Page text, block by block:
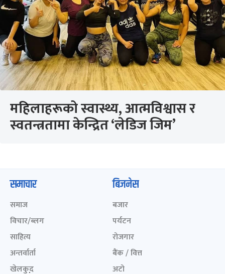
महिलाहरूको स्वास्थ्य, आत्मविश्वास र
स्वतन्त्रतामा केन्द्रित ‘लेडिज जिम’
समाचार
समाज
विचार/ब्लग
साहित्य
अन्तर्वार्ता
खेलकुद़़
बिजनेस
बजार
पर्यटन
रोजगार
बैंक / वित्त
अटो